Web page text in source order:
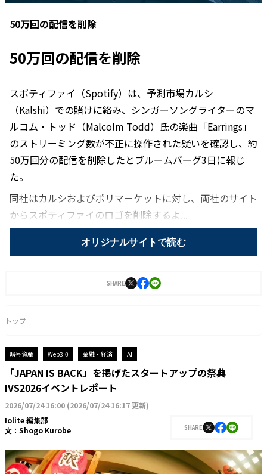
50万回の配信を削除
50万回の配信を削除
スポティファイ（Spotify）は、予測市場カルシ
（Kalshi）での賭けに絡み、シンガーソングライターのマ
ルコム・トッド（Malcolm Todd）氏の楽曲「Earrings」
のストリーミング数が不正に操作された疑いを確認し、約
50万回分の配信を削除したとブルームバーグ3日に報じ
た。
同社はカルシおよびポリマーケットに対し、両社のサイト
からスポティファイのロゴを削除するよ...
オリジナルサイトで読む
SHARE
トップ
暗号資産 Web3.0 金融・経済 AI
「JAPAN IS BACK」を掲げたスタートアップの祭典
IVS2026イベントレポート
2026/07/24 16:00 (2026/07/24 16:17 更新)
Iolite 編集部
文： Shogo Kurobe SHARE